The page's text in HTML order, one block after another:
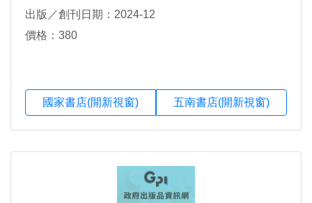
出版／創刊日期：2024-12
價格：380
國家書店(開新視窗) 五南書店(開新視窗)